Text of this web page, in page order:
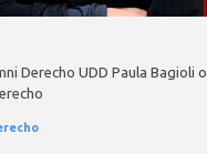
Derecho UDD Paula Bagioli